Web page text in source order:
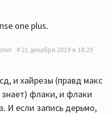
one plus.
21 декабря 2019 в 18:29
и хайрезы (правд макс
флаки, и флаки
И если запись дерьмо,